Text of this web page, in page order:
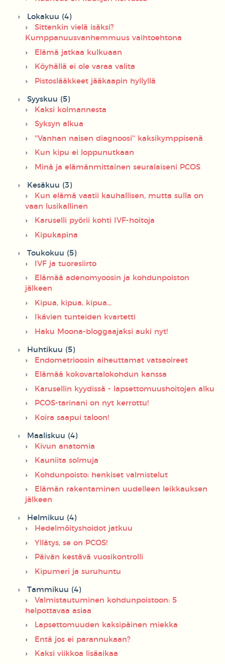
Lokakuu (4)
Sittenkin vielä isäksi?
Kumppanuusvanhemmuus vaihtoehtona
Elämä jatkaa kulkuaan
Köyhällä ei ole varaa valita
Pistoslääkkeet jääkaapin hyllyllä
Syyskuu (5)
Kaksi kolmannesta
Syksyn alkua
''Vanhan naisen diagnoosi'' kaksikymppisenä
Kun kipu ei loppunutkaan
Minä ja elämänmittainen seuralaiseni PCOS
Kesäkuu (3)
Kun elämä vaatii kauhallisen, mutta sulla on
vaan lusikallinen
Karuselli pyörii kohti IVF-hoitoja
Kipukapina
Toukokuu (5)
IVF ja tuoresiirto
Elämää adenomyoosin ja kohdunpoiston
jälkeen
Kipua, kipua, kipua...
Ikävien tunteiden kvartetti
Haku Moona-bloggaajaksi auki nyt!
Huhtikuu (5)
Endometrioosin aiheuttamat vatsaoireet
Elämää kokovartalokohdun kanssa
Karusellin kyydissä - lapsettomuushoitojen alku
PCOS-tarinani on nyt kerrottu!
Koira saapui taloon!
Maaliskuu (4)
Kivun anatomia
Kauniita solmuja
Kohdunpoisto: henkiset valmistelut
Elämän rakentaminen uudelleen leikkauksen
jälkeen
Helmikuu (4)
Hedelmöityshoidot jatkuu
Yllätys, se on PCOS!
Päivän kestävä vuosikontrolli
Kipumeri ja suruhuntu
Tammikuu (4)
Valmistautuminen kohdunpoistoon: 5
helpottavaa asiaa
Lapsettomuuden kaksipäinen miekka
Entä jos ei parannukaan?
Kaksi viikkoa lisäaikaa